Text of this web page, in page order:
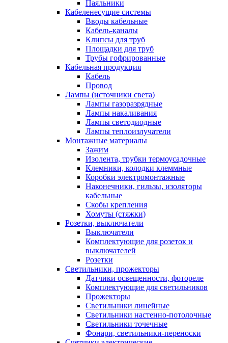
Паяльники
Кабеленесущие системы
Вводы кабельные
Кабель-каналы
Клипсы для труб
Площадки для труб
Трубы гофрированные
Кабельная продукция
Кабель
Провод
Лампы (источники света)
Лампы газоразрядные
Лампы накаливания
Лампы светодиодные
Лампы теплоизлучатели
Монтажные материалы
Зажим
Изолента, трубки термоусадочные
Клемники, колодки клеммные
Коробки электромонтажные
Наконечники, гильзы, изоляторы
кабельные
Скобы крепления
Хомуты (стяжки)
Розетки, выключатели
Выключатели
Комплектующие для розеток и
выключателей
Розетки
Светильники, прожекторы
Датчики освещенности, фотореле
Комплектующие для светильников
Прожекторы
Светильники линейные
Светильники настенно-потолочные
Светильники точечные
Фонари, светильники-переноски